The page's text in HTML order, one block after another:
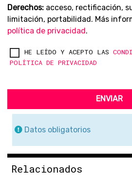
Derechos: acceso, rectificación,
limitación, portabilidad. Más
política de privacidad .
HE LEÍDO Y ACEPTO LAS
POLÍTICA DE PRIVACIDAD
ENVIAR
Datos obligatorios
Relacionados